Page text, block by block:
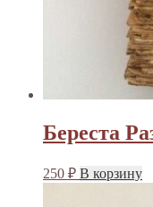
Береста
250 ₽ В корзину